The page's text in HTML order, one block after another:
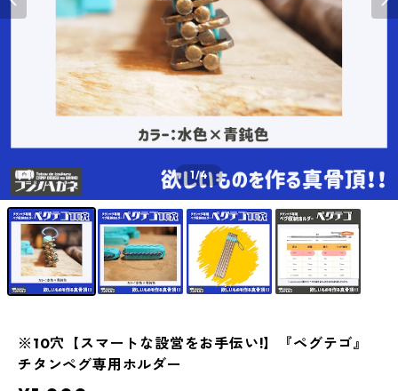
1/4
※10穴【スマートな設営をお手伝い!】『ペグテゴ』
チタンペグ専用ホルダー